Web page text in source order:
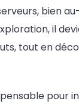
bien
il
tout en
pour